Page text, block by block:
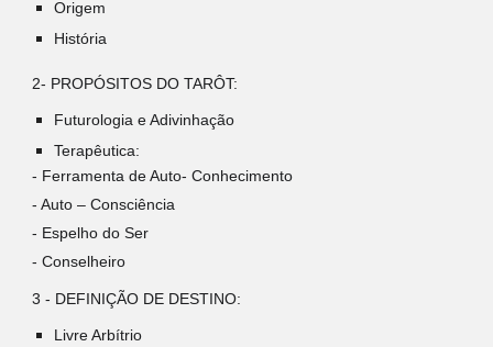
Origem
História
2- PROPÓSITOS DO TARÔT:
Futurologia e Adivinhação
Terapêutica:
- Ferramenta de Auto- Conhecimento
- Auto – Consciência
- Espelho do Ser
- Conselheiro
3 - DEFINIÇÃO DE DESTINO:
Livre Arbítrio